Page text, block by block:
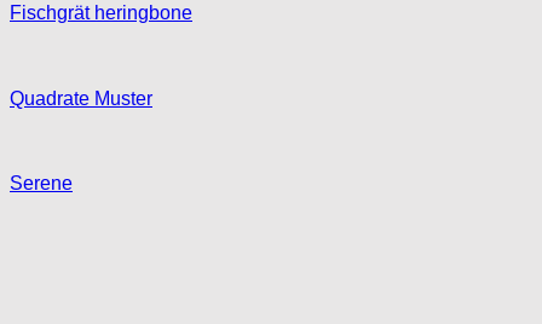
Fischgrät heringbone
Quadrate Muster
Serene